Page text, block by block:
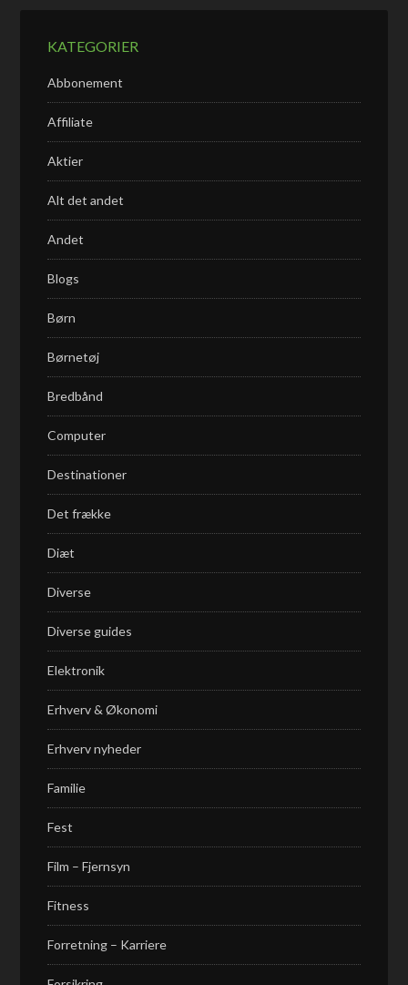
KATEGORIER
Abbonement
Affiliate
Aktier
Alt det andet
Andet
Blogs
Børn
Børnetøj
Bredbånd
Computer
Destinationer
Det frække
Diæt
Diverse
Diverse guides
Elektronik
Erhverv & Økonomi
Erhverv nyheder
Familie
Fest
Film – Fjernsyn
Fitness
Forretning – Karriere